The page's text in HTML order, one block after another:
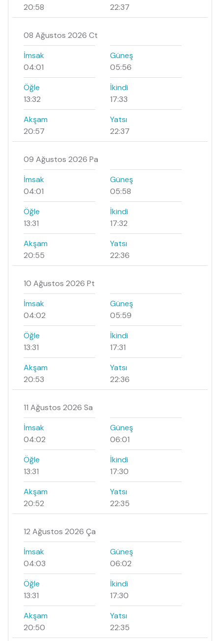
20:58
22:37
08 Ağustos 2026 Ct
İmsak
04:01
Güneş
05:56
Öğle
13:32
İkindi
17:33
Akşam
20:57
Yatsı
22:37
09 Ağustos 2026 Pa
İmsak
04:01
Güneş
05:58
Öğle
13:31
İkindi
17:32
Akşam
20:55
Yatsı
22:36
10 Ağustos 2026 Pt
İmsak
04:02
Güneş
05:59
Öğle
13:31
İkindi
17:31
Akşam
20:53
Yatsı
22:36
11 Ağustos 2026 Sa
İmsak
04:02
Güneş
06:01
Öğle
13:31
İkindi
17:30
Akşam
20:52
Yatsı
22:35
12 Ağustos 2026 Ça
İmsak
04:03
Güneş
06:02
Öğle
13:31
İkindi
17:30
Akşam
20:50
Yatsı
22:35